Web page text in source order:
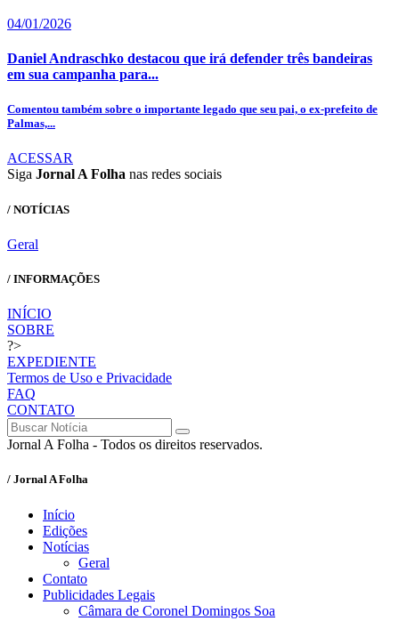
04/01/2026
Daniel Andraschko destacou que irá defender três bandeiras
em sua campanha para...
Comentou também sobre o importante legado que seu pai, o ex-prefeito de
Palmas,...
ACESSAR
Siga Jornal A Folha nas redes sociais
/ NOTÍCIAS
Geral
/ INFORMAÇÕES
INÍCIO
SOBRE
?>
EXPEDIENTE
Termos de Uso e Privacidade
FAQ
CONTATO
Jornal A Folha - Todos os direitos reservados.
/ Jornal A Folha
Início
Edições
Notícias
Geral
Contato
Publicidades Legais
Câmara de Coronel Domingos Soa